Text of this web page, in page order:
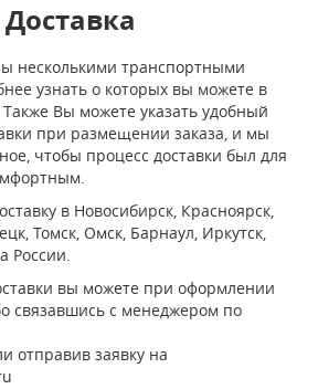
Доставка
несколькими транспортными
узнать о которых вы можете в
Также Вы можете указать удобный
при размещении заказа, и мы
чтобы процесс доставки был для
в Новосибирск, Красноярск,
Томск, Омск, Барнаул, Иркутск,
России.
вы можете при оформлении
связавшись с менеджером по
отправив заявку на